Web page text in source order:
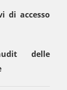
di accesso
delle